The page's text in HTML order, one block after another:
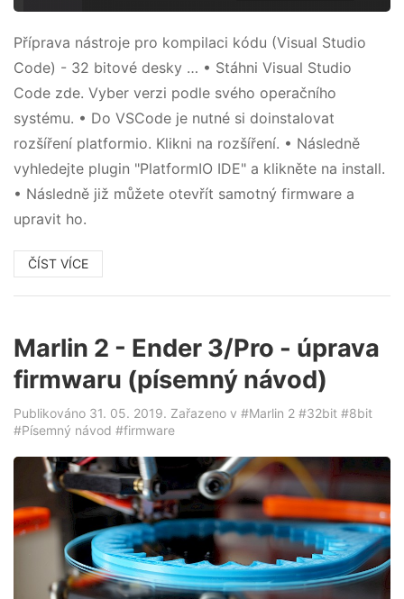
Příprava nástroje pro kompilaci kódu (Visual Studio
Code) - 32 bitové desky … • Stáhni Visual Studio
Code zde. Vyber verzi podle svého operačního
systému. • Do VSCode je nutné si doinstalovat
rozšíření platformio. Klikni na rozšíření. • Následně
vyhledejte plugin "PlatformIO IDE" a klikněte na install.
• Následně již můžete otevřít samotný firmware a
upravit ho.
ČÍST VÍCE
Marlin 2 - Ender 3/Pro - úprava
firmwaru (písemný návod)
Publikováno 31. 05. 2019. Zařazeno v #Marlin 2 #32bit #8bit
#Písemný návod #firmware